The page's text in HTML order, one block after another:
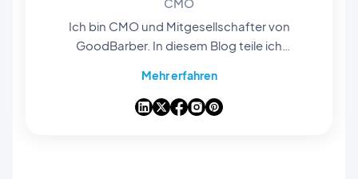
Ich bin CMO und Mitgesellschafter von
GoodBarber. In diesem Blog teile ich
GoodBarber herausholen können, Analysen zu
den Trends, die die Mobile- und No-Code-Welt
Mehr erfahren